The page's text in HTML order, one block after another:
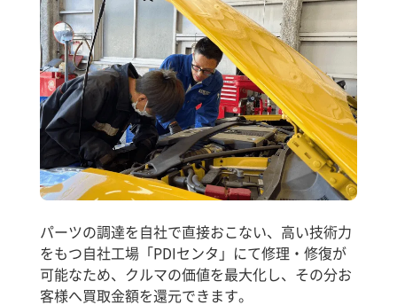
パーツの調達を自社で直接おこない、高い技術力
をもつ自社工場「PDIセンタ」にて修理・修復が
可能なため、クルマの価値を最大化し、その分お
客様へ買取金額を還元できます。